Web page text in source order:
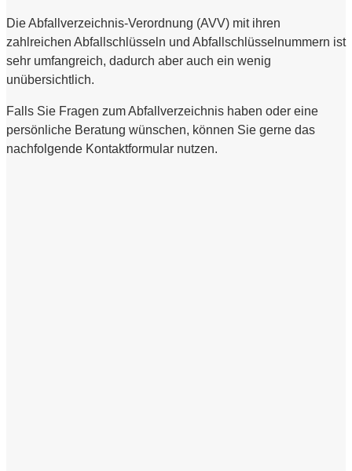
Die Abfallverzeichnis-Verordnung (AVV) mit ihren
zahlreichen Abfallschlüsseln und Abfallschlüsselnummern ist
sehr umfangreich, dadurch aber auch ein wenig
unübersichtlich.
Falls Sie Fragen zum Abfallverzeichnis haben oder eine
persönliche Beratung wünschen, können Sie gerne das
nachfolgende Kontaktformular nutzen.